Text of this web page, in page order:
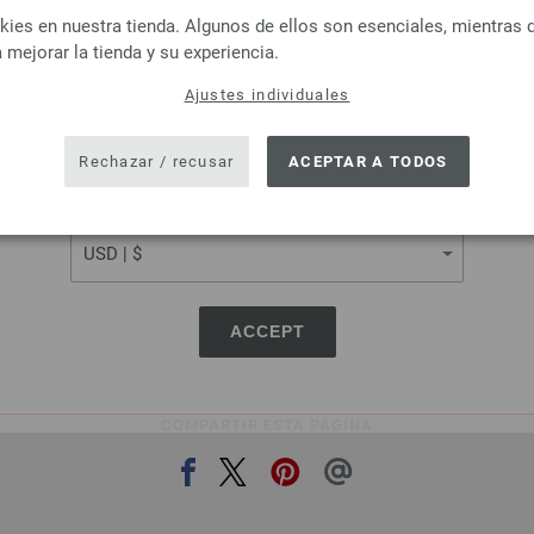
ACCEPT
en nuestra tienda. Algunos de ellos son esenciales, mientras
mejorar la tienda y su experiencia.
Ajustes individuales
Rechazar / recusar ACEPTAR A TODOS
Lana Grossa
SILKHAIR
6,64 € - 8,36 €
7,73 $ - 9,73 $
334,40 €/ kg
Lana Grossa
Grosor de las agujas:
2,94 €
3,42 $